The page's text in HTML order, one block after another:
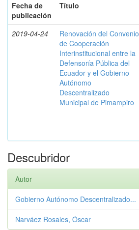
Fecha de
publicación
Título
2019-04-24
Renovación del Convenio
de Cooperación
Interinstitucional entre la
Defensoría Pública del
Ecuador y el Gobierno
Autónomo
Descentralizado
Municipal de Pimampiro
Descubridor
Autor
Gobierno Autónomo Descentralizado...
Narváez Rosales, Óscar